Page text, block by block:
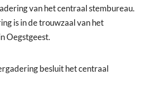
van het centraal stembureau.
is in de trouwzaal van het
Oegstgeest.
besluit het centraal